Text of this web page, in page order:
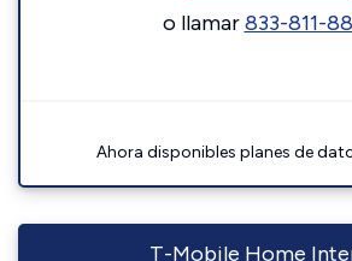
o llamar833-811-
Ahora disponibles planes de
T-Mobile Home